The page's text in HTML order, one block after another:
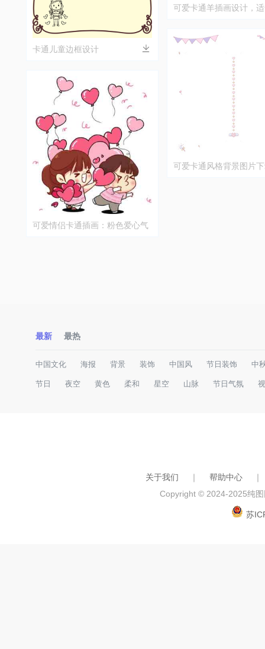
卡通儿童边框设计
可爱情侣卡通插画：粉色爱心气
可爱卡通羊插画设计，
可爱卡通风格背景图片
最新 最热
中国文化 海报 背景 装饰 中国风 节日装饰 中
节日 夜空 黄色 柔和 星空 山脉 节日气氛
关于我们 ｜ 帮助中心
｜
Copyright © 2024-2025纯
苏